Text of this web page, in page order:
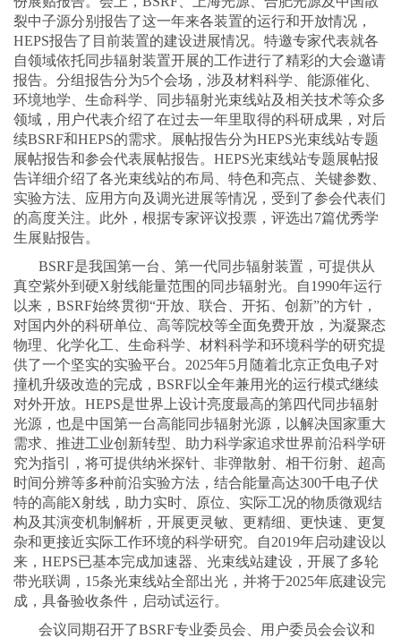
裂中子源分别报告了这一年来各装置的运行和开放情况，
HEPS报告了目前装置的建设进展情况。特邀专家代表就各
自领域依托同步辐射装置开展的工作进行了精彩的大会邀请
报告。分组报告分为5个会场，涉及材料科学、能源催化、
环境地学、生命科学、同步辐射光束线站及相关技术等众多
领域，用户代表介绍了在过去一年里取得的科研成果，对后
续BSRF和HEPS的需求。展帖报告分为HEPS光束线站专题
展帖报告和参会代表展帖报告。HEPS光束线站专题展帖报
告详细介绍了各光束线站的布局、特色和亮点、关键参数、
实验方法、应用方向及调光进展等情况，受到了参会代表们
的高度关注。此外，根据专家评议投票，评选出7篇优秀学
生展贴报告。
BSRF是我国第一台、第一代同步辐射装置，可提供从
真空紫外到硬X射线能量范围的同步辐射光。自1990年运行
以来，BSRF始终贯彻“开放、联合、开拓、创新”的方针，
对国内外的科研单位、高等院校等全面免费开放，为凝聚态
物理、化学化工、生命科学、材料科学和环境科学的研究提
供了一个坚实的实验平台。2025年5月随着北京正负电子对
撞机升级改造的完成，BSRF以全年兼用光的运行模式继续
对外开放。HEPS是世界上设计亮度最高的第四代同步辐射
光源，也是中国第一台高能同步辐射光源，以解决国家重大
需求、推进工业创新转型、助力科学家追求世界前沿科学研
究为指引，将可提供纳米探针、非弹散射、相干衍射、超高
时间分辨等多种前沿实验方法，结合能量高达300千电子伏
特的高能X射线，助力实时、原位、实际工况的物质微观结
构及其演变机制解析，开展更灵敏、更精细、更快速、更复
杂和更接近实际工作环境的科学研究。自2019年启动建设以
来，HEPS已基本完成加速器、光束线站建设，开展了多轮
带光联调，15条光束线站全部出光，并将于2025年底建设完
成，具备验收条件，启动试运行。
会议同期召开了BSRF专业委员会、用户委员会会议和